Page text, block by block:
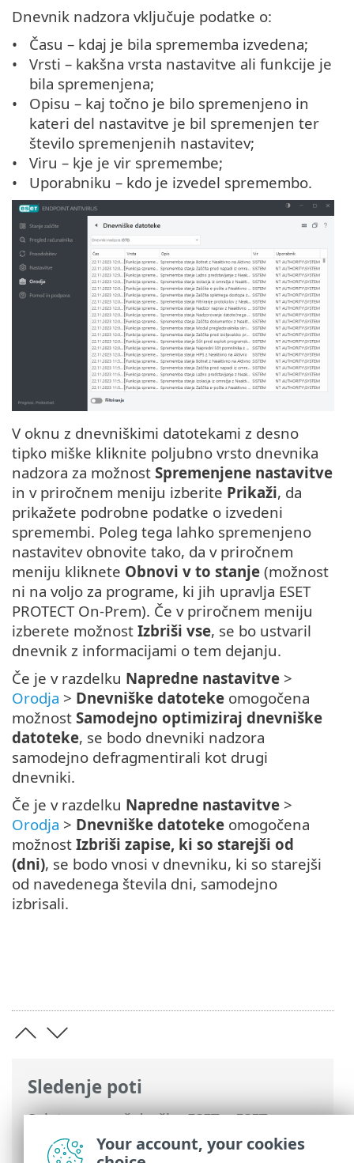
Sledenje poti
Spletna pomoč družbe ESET>ESET
Endpoint Antivirus>Uporaba programa
ESET Endpoint Antivirus
>Orodja
Dnevnik nadzora vključuje podatke o:
Času – kdaj je bila sprememba izvedena;
Vrsti – kakšna vrsta nastavitve ali funkcije je
bila spremenjena;
Opisu – kaj točno je bilo spremenjeno in
kateri del nastavitve je bil spremenjen ter
število spremenjenih nastavitev;
Viru – kje je vir spremembe;
Uporabniku – kdo je izvedel spremembo.
V oknu z dnevniškimi datotekami z desno
tipko miške kliknite poljubno vrsto dnevnika
nadzora za možnost Spremenjene nastavitve
in v priročnem meniju izberite Prikaži, da
prikažete podrobne podatke o izvedeni
spremembi. Poleg tega lahko spremenjeno
nastavitev obnovite tako, da v priročnem
meniju kliknete Obnovi v to stanje (možnost
ni na voljo za programe, ki jih upravlja ESET
PROTECT On-Prem). Če v priročnem meniju
izberete možnost Izbriši vse, se bo ustvaril
dnevnik z informacijami o tem dejanju.
Če je v razdelku Napredne nastavitve >
Orodja > Dnevniške datoteke omogočena
možnost Samodejno optimiziraj dnevniške
datoteke, se bodo dnevniki nadzora
samodejno defragmentirali kot drugi
dnevniki.
Če je v razdelku Napredne nastavitve >
Orodja > Dnevniške datoteke omogočena
možnost Izbriši zapise, ki so starejši od
(dni), se bodo vnosi v dnevniku, ki so starejši
od navedenega števila dni, samodejno
izbrisali.
Your account, your cookies